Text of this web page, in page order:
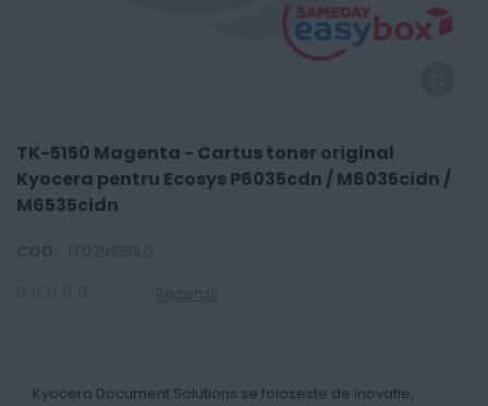
TK-5150 Magenta - Cartus toner original
Kyocera pentru Ecosys P6035cdn / M6035cidn /
M6535cidn
Kyocera Document Solutions se foloseste de inovatie,